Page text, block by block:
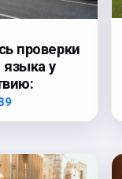
проверки
языка у